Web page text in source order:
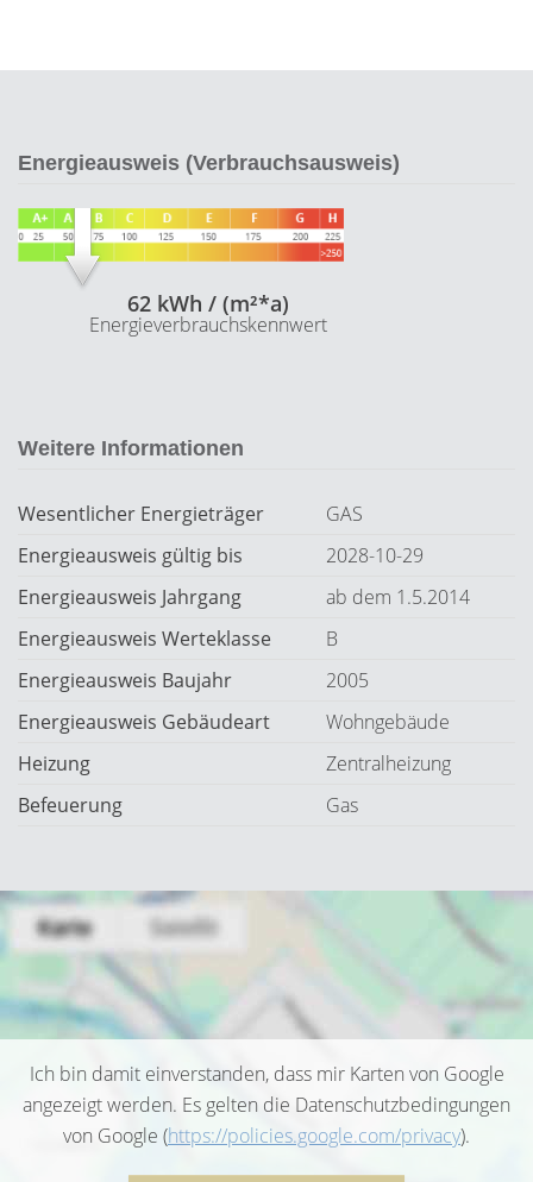
Energieausweis (Verbrauchsausweis)
62 kWh / (m²*a)
Energieverbrauchskennwert
Weitere Informationen
Wesentlicher Energieträger
GAS
Energieausweis gültig bis
2028-10-29
Energieausweis Jahrgang
ab dem 1.5.2014
Energieausweis Werteklasse
B
Energieausweis Baujahr
2005
Energieausweis Gebäudeart
Wohngebäude
Heizung
Zentralheizung
Befeuerung
Gas
Ich bin damit einverstanden, dass mir Karten von Google
angezeigt werden. Es gelten die Datenschutzbedingungen
von Google (https://policies.google.com/privacy).